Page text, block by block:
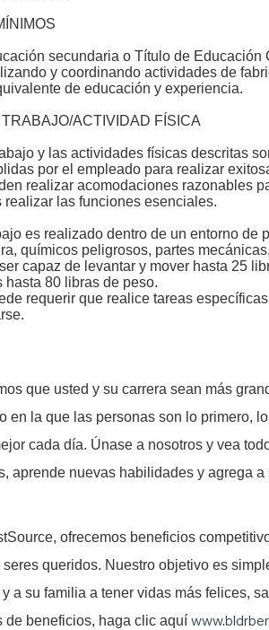
secundaria o Título de Educación
y coordinando actividades de
de educación y experiencia.
ACTIVIDAD FÍSICA
y las actividades físicas descritas
por el empleado para realizar
realizar acomodaciones razonables
las funciones esenciales.
es realizado dentro de un entorno de
químicos peligrosos, partes
capaz de levantar y mover hasta 25
hasta 80 libras de peso.
requerir que realice tareas
que usted y su carrera sean más
en la que las personas son lo primero,
cada día. Únase a nosotros y vea
aprende nuevas habilidades y agrega
ofrecemos beneficios
queridos. Nuestro objetivo es
a su familia a tener vidas más felices,
de beneficios, haga clic aquí